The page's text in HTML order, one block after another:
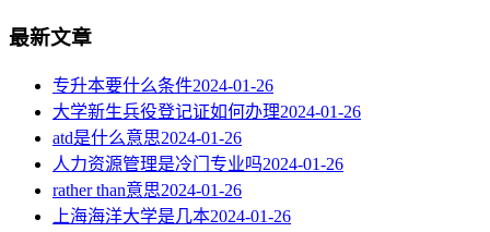
最新文章
专升本要什么条件2024-01-26
大学新生兵役登记证如何办理2024-01-26
atd是什么意思2024-01-26
人力资源管理是冷门专业吗2024-01-26
rather than意思2024-01-26
上海海洋大学是几本2024-01-26